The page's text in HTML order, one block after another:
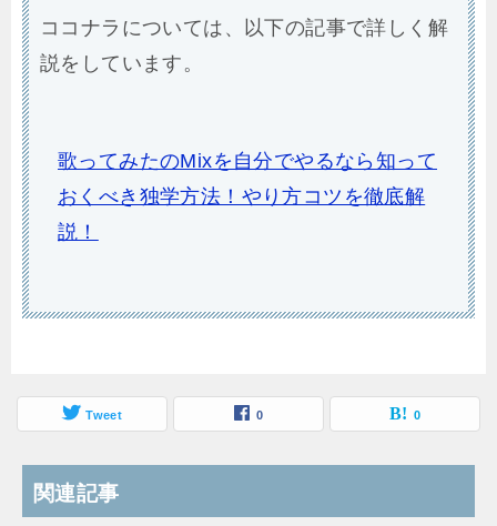
ココナラについては、以下の記事で詳しく解
説をしています。
歌ってみたのMixを自分でやるなら知って
おくべき独学方法！やり方コツを徹底解
説！
Tweet 0 0
関連記事